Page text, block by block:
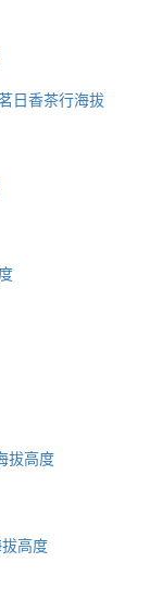
日香茶行海拔
拔高度
高度